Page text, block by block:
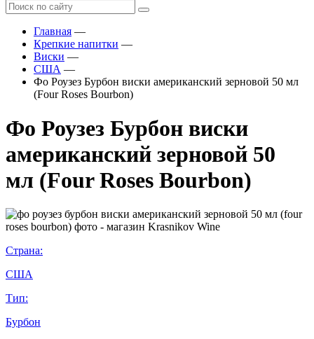
Главная —
Крепкие напитки —
Виски —
США —
Фо Роузез Бурбон виски американский зерновой 50 мл
(Four Roses Bourbon)
Фо Роузез Бурбон виски
американский зерновой 50
мл (Four Roses Bourbon)
Страна:
США
Тип:
Бурбон